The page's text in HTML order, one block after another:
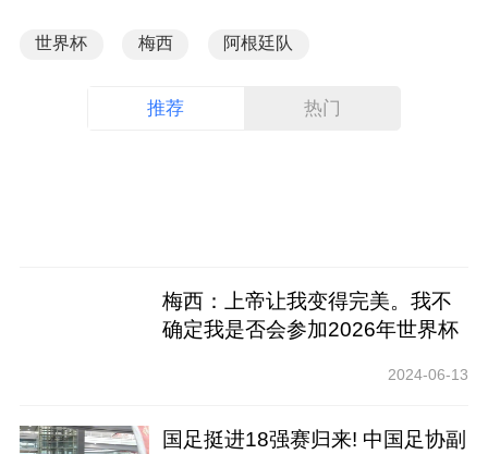
世界杯 梅西 阿根廷队
推荐 热门
梅西：上帝让我变得完美。我不
确定我是否会参加2026年世界杯
2024-06-13
国足挺进18强赛归来! 中国足协副